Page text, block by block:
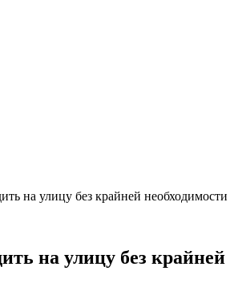
на улицу без крайней необходимости
на улицу без крайней